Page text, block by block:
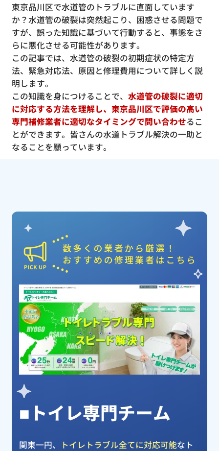
東京品川区で水道管のトラブルに直面しています
か？水道管の破裂は突然起こり、困惑させる問題で
すが、誤った知識に基づいて行動すると、事態をさ
らに悪化させる可能性があります。
この記事では、水道管の破裂の初期症状の特定方
法、緊急対応法、原因と修理費用について詳しく説
明します。
この知識を身につけることで、 水道管の破裂に適切
に対応する方法を理解し、東京品川区で評価の高い
専門補修業者に適切なタイミングで問い合わせるこ
とができます。皆さんの水道トラブル解決の一助と
なることを願っています。
ピックアップ業者
■トイレ専門チーム
関東一円、 トイレトラブル全てに対応可能なト